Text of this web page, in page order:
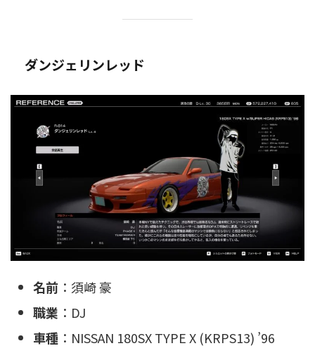
ダンジェリンレッド
名前 ：須崎 豪
職業 ：DJ
車種 ：NISSAN 180SX TYPE X (KRPS13) ’96